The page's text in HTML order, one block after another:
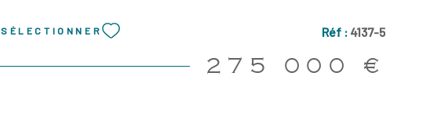
une salle de bain moderne, une buanderie et un WC indépendant.
Les prestations soignées incluent une porte d’entrée sécurisée 5
points, un carrelage 60x60 cm dans le séjour et la cuisine, un
SÉLECTIONNER Réf : 4137-5
275 000 €